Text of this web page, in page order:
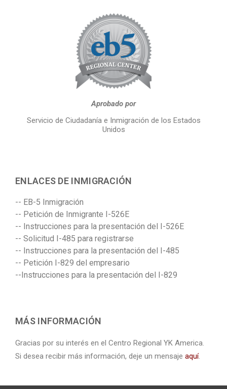
Aprobado por
Servicio de Ciudadanía e Inmigración de los Estados
Unidos
ENLACES DE INMIGRACIÓN
-- EB-5 Inmigración
-- Petición de Inmigrante I-526E
-- Instrucciones para la presentación del I-526E
-- Solicitud I-485 para registrarse
-- Instrucciones para la presentación del I-485
-- Petición I-829 del empresario
--Instrucciones para la presentación del I-829
MÁS INFORMACIÓN
Gracias por su interés en el Centro Regional YK America.
Si desea recibir más información, deje un mensaje aquí.